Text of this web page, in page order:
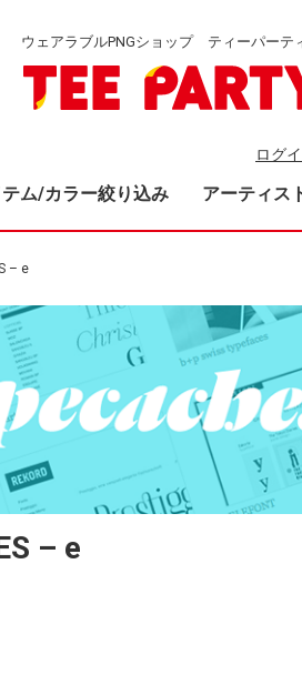
ウェアラブルPNGショップ ティーパーテ
ログ
ム/カラー絞り込み アーティス
– e
– e